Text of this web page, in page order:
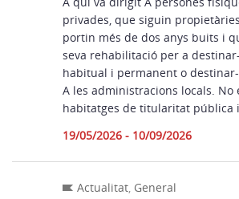
privades, que siguin
portin més de dos anys buits i
seva rehabilitació per a
habitual i permanent o
A les administracions locals. No
habitatges de titularitat pública
19/05/2026 - 10/09/2026
Actualitat, General